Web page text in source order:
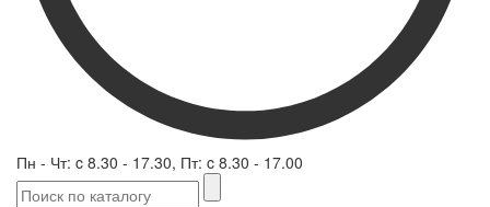
Пн - Чт: c 8.30 - 17.30, Пт: c 8.30 - 17.00